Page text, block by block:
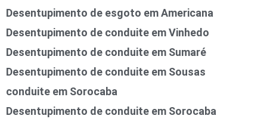
Desentupimento de esgoto em Americana
Desentupimento de conduite em Vinhedo
Desentupimento de conduite em Sumaré
Desentupimento de conduite em Sousas
conduite em Sorocaba
Desentupimento de conduite em Sorocaba